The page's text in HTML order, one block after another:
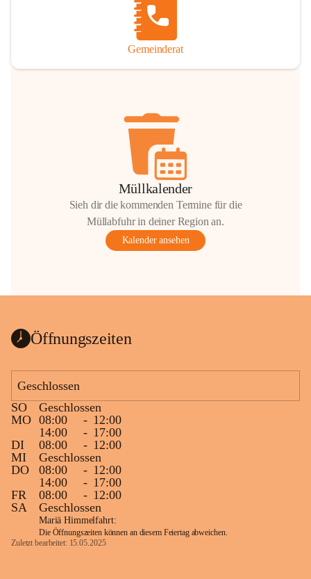
Gemeinderat
Müllkalender
Sieh dir die kommenden Termine für die
Müllabfuhr in deiner Region an.
Kalender ansehen
Öffnungszeiten
Geschlossen
SO
Geschlossen
MO 08:00 - 12:00
14:00
- 17:00
DI
08:00 - 12:00
MI
Geschlossen
DO
08:00 - 12:00
14:00
- 17:00
FR
08:00 - 12:00
SA
Geschlossen
Mariä Himmelfahrt:
Die Öffnungszeiten können an diesem Feiertag abweichen.
Zuletzt bearbeitet: 15.05.2025